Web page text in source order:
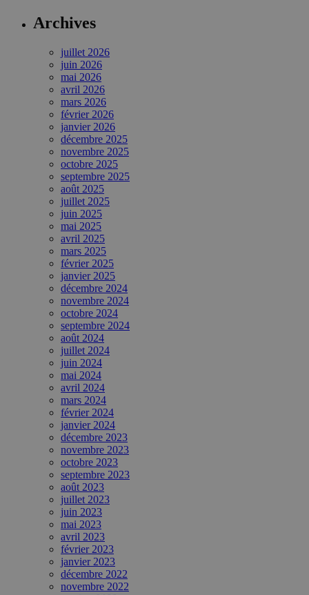
Archives
juillet 2026
juin 2026
mai 2026
avril 2026
mars 2026
février 2026
janvier 2026
décembre 2025
novembre 2025
octobre 2025
septembre 2025
août 2025
juillet 2025
juin 2025
mai 2025
avril 2025
mars 2025
février 2025
janvier 2025
décembre 2024
novembre 2024
octobre 2024
septembre 2024
août 2024
juillet 2024
juin 2024
mai 2024
avril 2024
mars 2024
février 2024
janvier 2024
décembre 2023
novembre 2023
octobre 2023
septembre 2023
août 2023
juillet 2023
juin 2023
mai 2023
avril 2023
février 2023
janvier 2023
décembre 2022
novembre 2022